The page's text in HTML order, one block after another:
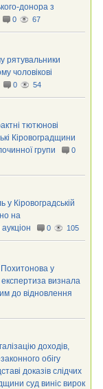
донора з
0 67
рятувальники
чоловікові
0 54
тютюнові
Кіровоградщини
групи
0
у Кіровоградській
на
0 105
у
визнала
до відновлення
доходів,
обігу
доказів слідчих
суд виніс вирок